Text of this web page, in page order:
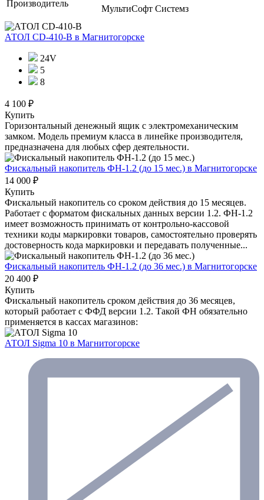
Производитель
МультиСофт Системз
АТОЛ CD-410-В в Магнитогорске
24V
5
8
4 100 ₽
Купить
Горизонтальный денежный ящик с электромеханическим
замком. Модель премиум класса в линейке производителя,
предназначена для любых сфер деятельности.
Фискальный накопитель ФН-1.2 (до 15 мес.) в Магнитогорске
14 000 ₽
Купить
Фискальный накопитель cо сроком действия до 15 месяцев.
Работает с форматом фискальных данных версии 1.2. ФН-1.2
имеет возможность принимать от контрольно-кассовой
техники коды маркировки товаров, самостоятельно проверять
достоверность кода маркировки и передавать полученные...
Фискальный накопитель ФН-1.2 (до 36 мес.) в Магнитогорске
20 400 ₽
Купить
Фискальный накопитель сроком действия до 36 месяцев,
который работает с ФФД версии 1.2. Такой ФН обязательно
применяется в кассах магазинов:
АТОЛ Sigma 10 в Магнитогорске